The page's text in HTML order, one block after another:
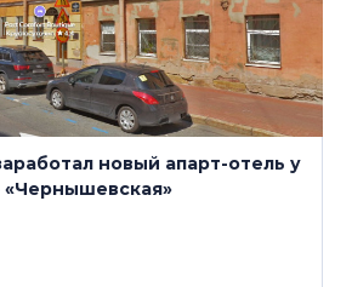
новый апарт-отель у
«Чернышевская»